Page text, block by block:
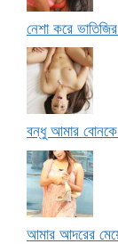
নেশা করে
বন্ধু আমার বোনকে
আমার আদরের